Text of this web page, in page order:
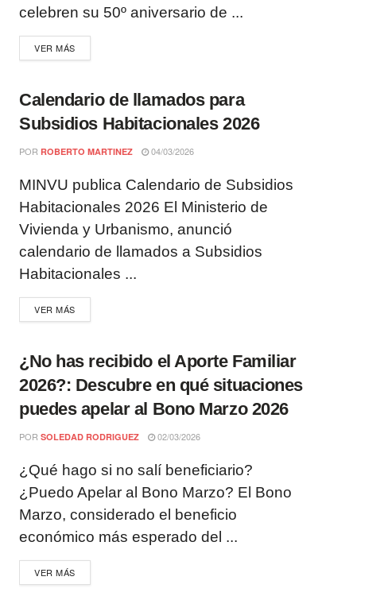
celebren su 50º aniversario de ...
VER MÁS
Calendario de llamados para
Subsidios Habitacionales 2026
POR ROBERTO MARTINEZ 04/03/2026
MINVU publica Calendario de Subsidios
Habitacionales 2026 El Ministerio de
Vivienda y Urbanismo, anunció
calendario de llamados a Subsidios
Habitacionales ...
VER MÁS
¿No has recibido el Aporte Familiar
2026?: Descubre en qué situaciones
puedes apelar al Bono Marzo 2026
POR SOLEDAD RODRIGUEZ 02/03/2026
¿Qué hago si no salí beneficiario?
¿Puedo Apelar al Bono Marzo? El Bono
Marzo, considerado el beneficio
económico más esperado del ...
VER MÁS